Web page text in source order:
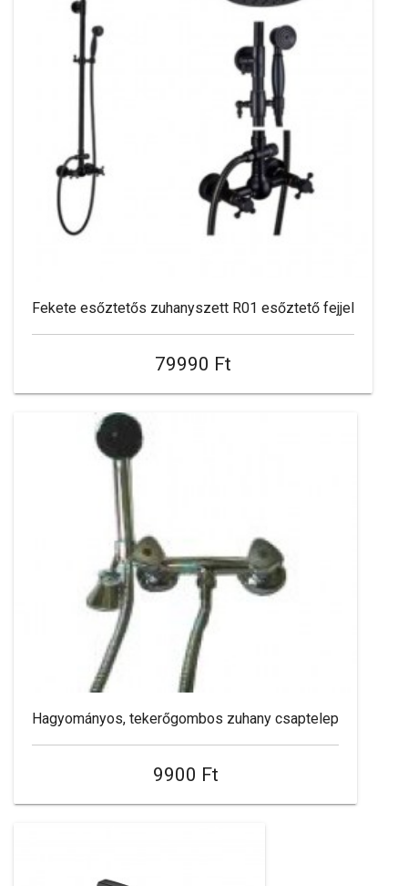
Fekete esőztetős zuhanyszett R01 esőztető fejjel
79990 Ft
Hagyományos, tekerőgombos zuhany csaptelep
9900 Ft